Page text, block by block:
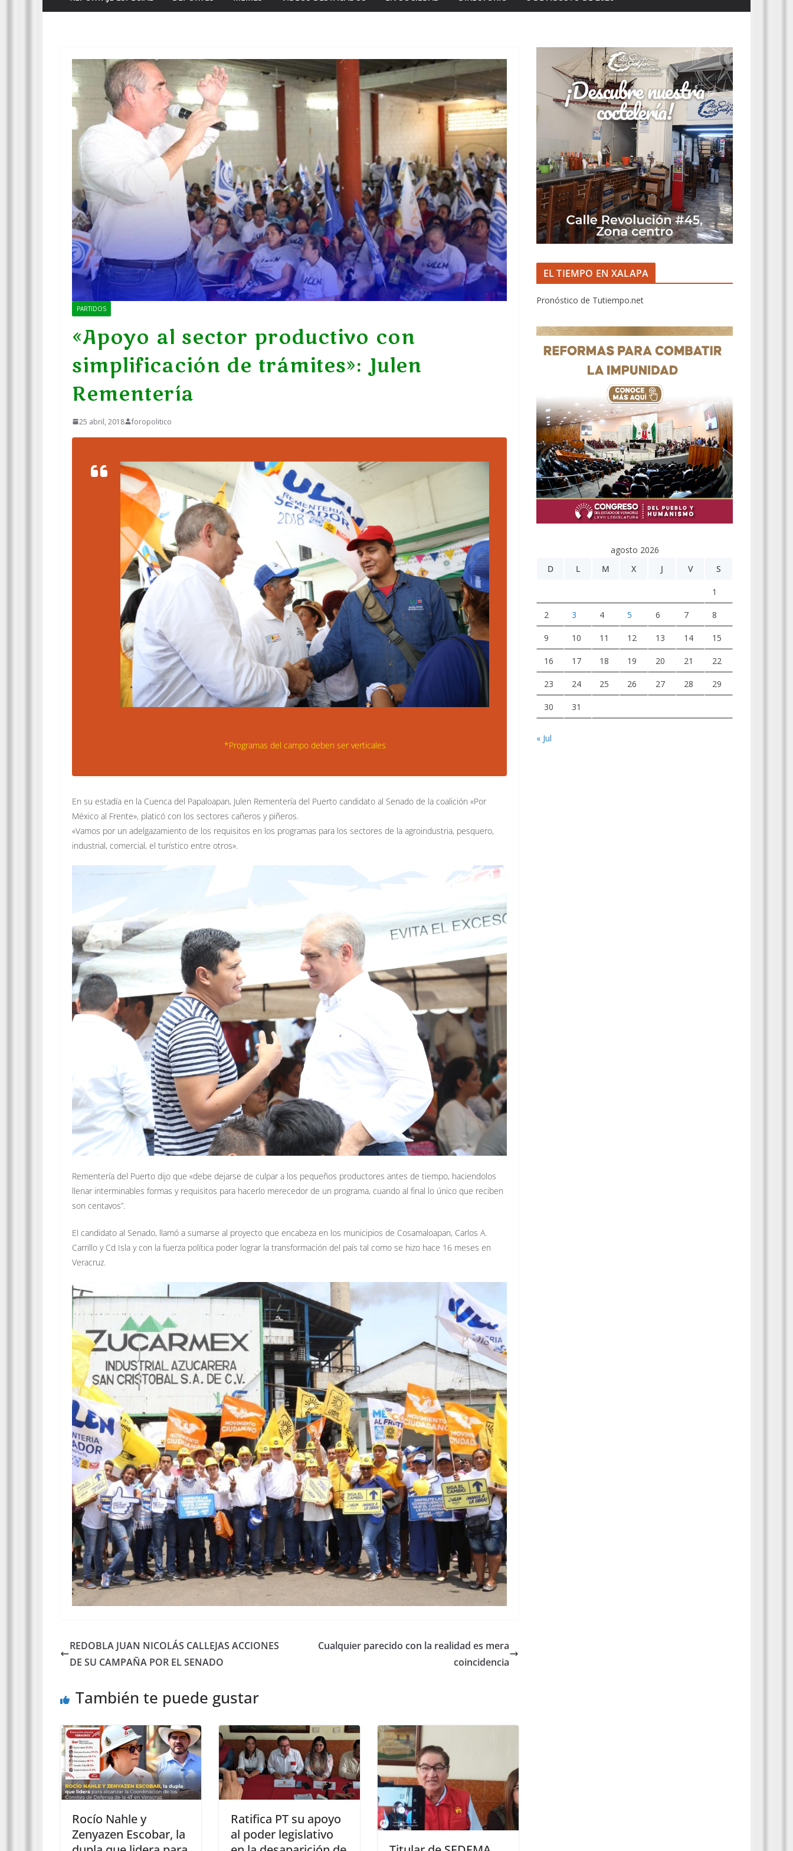
PARTIDOS
«Apoyo al sector productivo con
simplificación de trámites»: Julen
Rementería
25 abril, 2018 foropolitico
*Programas del campo deben ser verticales
En su estadía en la Cuenca del Papaloapan, Julen Rementería del Puerto candidato al Senado de la coalición «Por
México al Frente», platicó con los sectores cañeros y piñeros.
«Vamos por un adelgazamiento de los requisitos en los programas para los sectores de la agroindustria, pesquero,
industrial, comercial, el turístico entre otros».
Rementería del Puerto dijo que «debe dejarse de culpar a los pequeños productores antes de tiempo, haciendolos
llenar interminables formas y requisitos para hacerlo merecedor de un programa, cuando al final lo único que reciben
son centavos”.
El candidato al Senado, llamó a sumarse al proyecto que encabeza en los municipios de Cosamaloapan, Carlos A.
Carrillo y Cd Isla y con la fuerza política poder lograr la transformación del país tal como se hizo hace 16 meses en
Veracruz.
REDOBLA JUAN NICOLÁS CALLEJAS ACCIONES
DE SU CAMPAÑA POR EL SENADO
Cualquier parecido con la realidad es mera
coincidencia
También te puede gustar
Rocío Nahle y
Zenyazen Escobar, la
Ratifica PT su apoyo
al poder legislativo
EL TIEMPO EN XALAPA
Pronóstico de Tutiempo.net
agosto 2026
D
L M X J V S
1
2 3 4 5 6 7 8
9 10 11 12 13 14 15
16 17 18 19 20 21 22
23 24 25 26 27 28 29
30 31
« Jul